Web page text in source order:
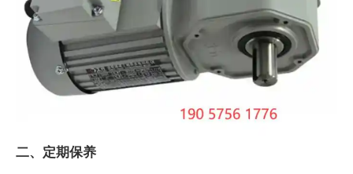
二、定期保养